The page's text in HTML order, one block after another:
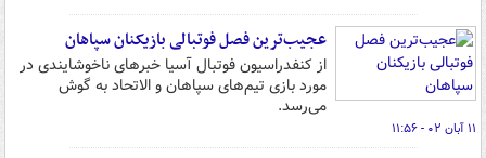
عجیب‌ترین فصل فوتبالی بازیکنان سپاهان
از کنفدراسیون فوتبال آسیا خبرهای ناخوشایندی در
مورد بازی تیم‌های سپاهان و الاتحاد به گوش
می‌رسد.
۱۱ آبان ۰۲ - ۱۱:۵۶